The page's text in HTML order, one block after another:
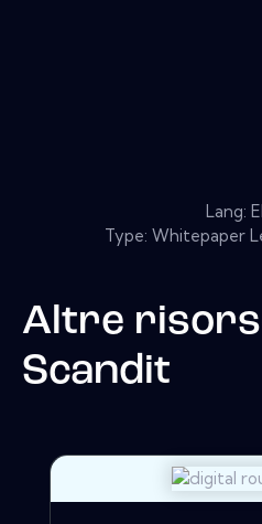
Lang:
Type: Whitepaper
Altre
Scandit